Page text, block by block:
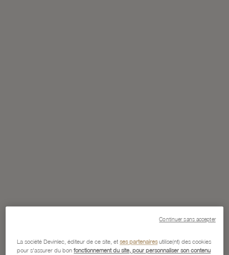
La société Devinlec, éditeur de ce site, etses partenairesutilise(nt) des cookies
pour s'assurer du bonfonctionnement du site, pour personnaliser son contenu
Continuer sans accepter